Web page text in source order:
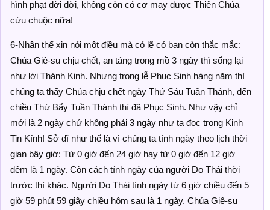
hình phạt đời đời, không còn có cơ may được Thiên Chúa
cứu chuộc nữa!
6-Nhân thể xin nói một điều mà có lẽ có bạn còn thắc mắc:
Chúa Giê-su chịu chết, an táng trong mồ 3 ngày thì sống lại
như lời Thánh Kinh. Nhưng trong lễ Phục Sinh hàng năm thì
chúng ta thấy Chúa chịu chết ngày Thứ Sáu Tuần Thánh, đến
chiều Thứ Bẩy Tuần Thánh thì đã Phục Sinh. Như vậy chỉ
mới là 2 ngày chứ không phải 3 ngày như ta đọc trong Kinh
Tin Kính! Sở dĩ như thế là vì chúng ta tính ngày theo lịch thời
gian bây giờ: Từ 0 giờ đến 24 giờ hay từ 0 giờ đến 12 giờ
đêm là 1 ngày. Còn cách tính ngày của người Do Thái thời
trước thì khác. Người Do Thái tính ngày từ 6 giờ chiều đến 5
giờ 59 phút 59 giây chiều hôm sau là 1 ngày. Chúa Giê-su